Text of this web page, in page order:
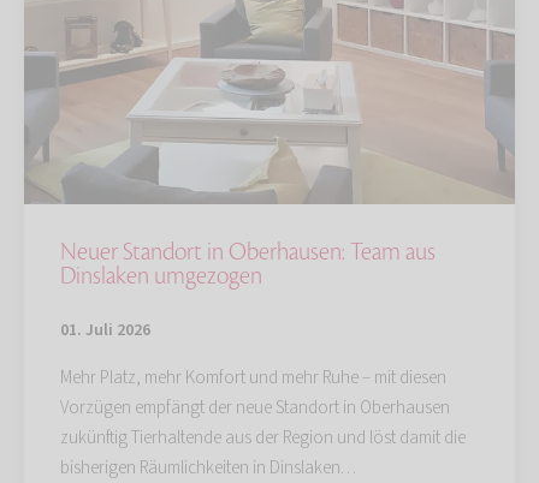
Neuer Standort in Oberhausen: Team aus
Dinslaken umgezogen
01. Juli 2026
Mehr Platz, mehr Komfort und mehr Ruhe – mit diesen
Vorzügen empfängt der neue Standort in Oberhausen
zukünftig Tierhaltende aus der Region und löst damit die
bisherigen Räumlichkeiten in Dinslaken…